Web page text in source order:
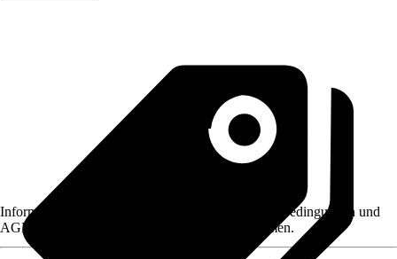
Informationen des Verkäufers, wie z. B. Rückgabebedingungen und
AGB, finden Sie bei Klick auf den Verkäufernamen.